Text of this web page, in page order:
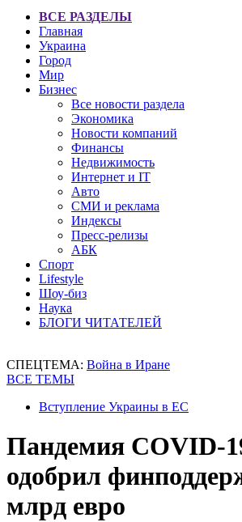
ВСЕ РАЗДЕЛЫ
Главная
Украина
Город
Мир
Бизнес
Все новости раздела
Экономика
Новости компаний
Финансы
Недвижимость
Интернет и IT
Авто
СМИ и реклама
Индексы
Пресс-релизы
АБК
Спорт
Lifestyle
Шоу-биз
Наука
БЛОГИ ЧИТАТЕЛЕЙ
СПЕЦТЕМА: Война в Иране
ВСЕ ТЕМЫ
Вступление Украины в ЕС
Пандемия COVID-
одобрил
млрд евро